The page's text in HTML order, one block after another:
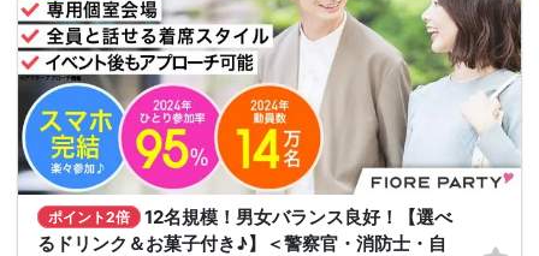
ポイント2倍
12名規模！男女バランス良好！【選べ
るドリンク＆お菓子付き♪】＜警察官・消防士・自